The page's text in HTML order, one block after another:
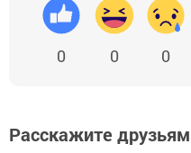
0 0 0
Расскажите друзьям